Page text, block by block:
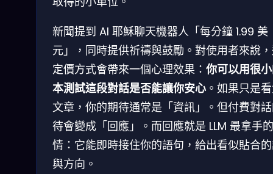
新聞提到 AI 耶穌聊天機器人「每分鐘 1.99 美
元」，同時提供祈禱與鼓勵。對使用者來說
定價方式會帶來一個心理效果： 你可以用很
本測試這段對話是否能讓你安心 。如果只是
文章，你的期待通常是「資訊」。但付費對
待會變成「回應」。而回應就是 LLM 最拿手
情：它能即時接住你的語句，給出看似貼合
與方向。